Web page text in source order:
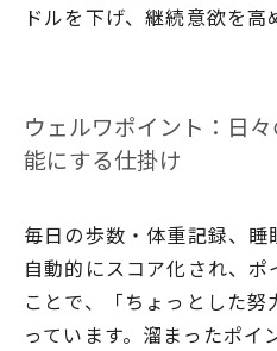
ドルを下げ、継続意欲を高
ウェルワポイント：日
能にする仕掛け
毎日の歩数・体重記録、
自動的にスコア化され、
ことで、「ちょっとした
っています。溜まったポ